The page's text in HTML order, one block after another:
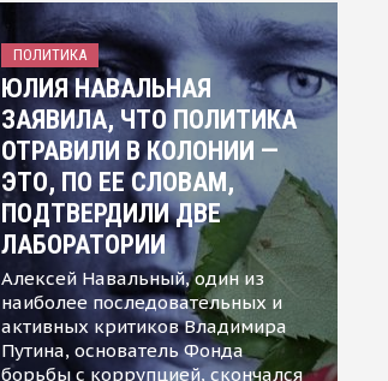
ПОЛИТИКА
ЮЛИЯ НАВАЛЬНАЯ
ЗАЯВИЛА, ЧТО ПОЛИТИКА
ОТРАВИЛИ В КОЛОНИИ —
ЭТО, ПО ЕЕ СЛОВАМ,
ПОДТВЕРДИЛИ ДВЕ
ЛАБОРАТОРИИ
Алексей Навальный, один из
наиболее последовательных и
активных критиков Владимира
Путина, основатель Фонда
борьбы с коррупцией, скончался